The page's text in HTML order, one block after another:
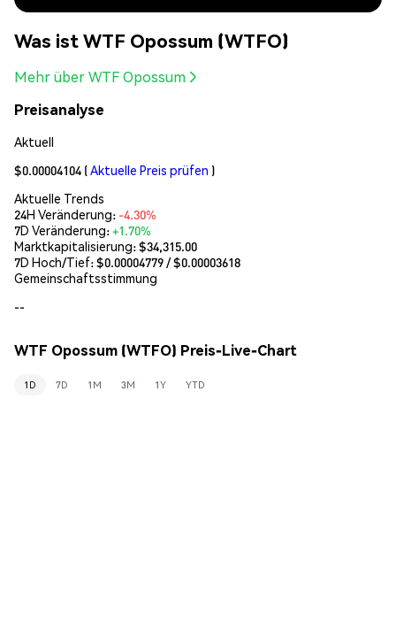
Was ist WTF Opossum (WTFO)
Mehr über WTF Opossum
Preisanalyse
Aktuell
$0.00004104 (Aktuelle Preis prüfen )
Aktuelle Trends
24H Veränderung: -4.30%
7D Veränderung:+1.70%
Marktkapitalisierung:$34,315.00
7D Hoch/Tief: $0.00004779/ $0.00003618
Gemeinschaftsstimmung
--
WTF Opossum (WTFO) Preis-Live-Chart
1D 7D 1M 3M 1Y YTD